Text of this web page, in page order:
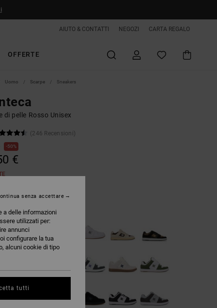
AIUTO & CONTATTI NEGOZI CARTA REGALO
OFFERTE
Uomo Scarpe Sneakers
di pelle Rosso Unisex
(246 Recensioni)
50%
€
a delle informazioni
utilizzati per:
annunci
configurare la tua
alcuni cookie di tipo
senza accettare
tutti